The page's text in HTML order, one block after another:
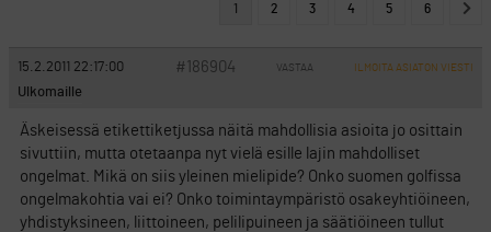
1 2 3 4 5 6
15.2.2011 22:17:00 #186904 VASTAA ILMOITA ASIATON VIESTI
Ulkomaille
Äskeisessä etikettiketjussa näitä mahdollisia asioita jo osittain
sivuttiin, mutta otetaanpa nyt vielä esille lajin mahdolliset
ongelmat. Mikä on siis yleinen mielipide? Onko suomen golfissa
ongelmakohtia vai ei? Onko toimintaympäristö osakeyhtiöineen,
yhdistyksineen, liittoineen, pelilipuineen ja säätiöineen tullut